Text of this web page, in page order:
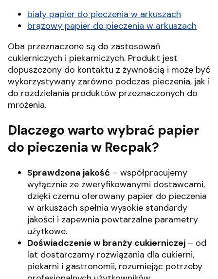
biały papier do pieczenia w arkuszach
brązowy papier do pieczenia w arkuszach
Oba przeznaczone są do zastosowań
cukierniczych i piekarniczych. Produkt jest
dopuszczony do kontaktu z żywnością i może być
wykorzystywany zarówno podczas pieczenia, jak i
do rozdzielania produktów przeznaczonych do
mrożenia.
Dlaczego warto wybrać papier
do pieczenia w Recpak?
Sprawdzona jakość – współpracujemy
wyłącznie ze zweryfikowanymi dostawcami,
dzięki czemu oferowany papier do pieczenia
w arkuszach spełnia wysokie standardy
jakości i zapewnia powtarzalne parametry
użytkowe.
Doświadczenie w branży cukierniczej – od
lat dostarczamy rozwiązania dla cukierni,
piekarni i gastronomii, rozumiejąc potrzeby